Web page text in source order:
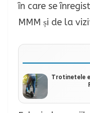
în care se
MMM și de la
Trotinetele